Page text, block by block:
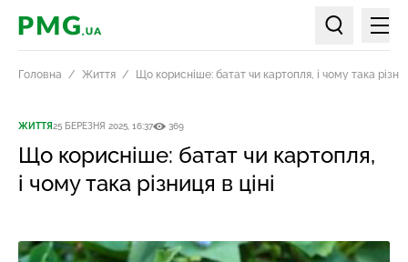
PMG.ua
Пошук по
Головна Життя Що корисніше: батат чи картопля, і чому така
ЖИТТЯ25 БЕРЕЗНЯ 2025, 16:37 369
Що корисніше: батат чи картопля,
і чому така різниця в ціні